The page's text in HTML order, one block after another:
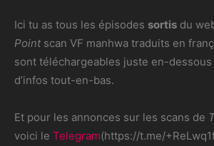
Ici tu as tous les épisodes sortis du
Point scan VF manhwa traduits en
sont téléchargeables juste en-
d’infos tout-en-bas.
Et pour les annonces sur les scans de
voici le Telegram(https://t.me/